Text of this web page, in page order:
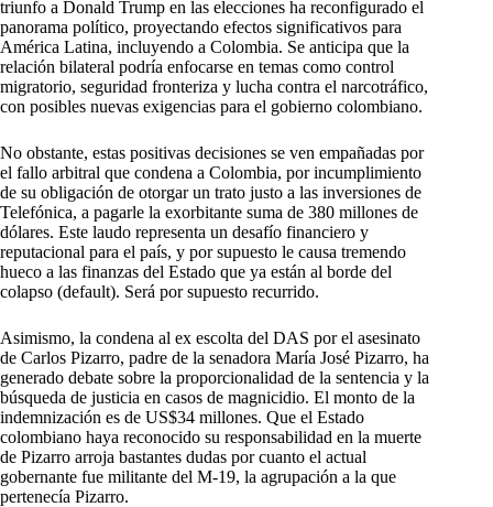
triunfo a Donald Trump en las elecciones ha reconfigurado el
panorama político, proyectando efectos significativos para
América Latina, incluyendo a Colombia. Se anticipa que la
relación bilateral podría enfocarse en temas como control
migratorio, seguridad fronteriza y lucha contra el narcotráfico,
con posibles nuevas exigencias para el gobierno colombiano.
No obstante, estas positivas decisiones se ven empañadas por
el fallo arbitral que condena a Colombia, por incumplimiento
de su obligación de otorgar un trato justo a las inversiones de
Telefónica, a pagarle la exorbitante suma de 380 millones de
dólares. Este laudo representa un desafío financiero y
reputacional para el país, y por supuesto le causa tremendo
hueco a las finanzas del Estado que ya están al borde del
colapso (default). Será por supuesto recurrido.
Asimismo, la condena al ex escolta del DAS por el asesinato
de Carlos Pizarro, padre de la senadora María José Pizarro, ha
generado debate sobre la proporcionalidad de la sentencia y la
búsqueda de justicia en casos de magnicidio. El monto de la
indemnización es de US$34 millones. Que el Estado
colombiano haya reconocido su responsabilidad en la muerte
de Pizarro arroja bastantes dudas por cuanto el actual
gobernante fue militante del M-19, la agrupación a la que
pertenecía Pizarro.